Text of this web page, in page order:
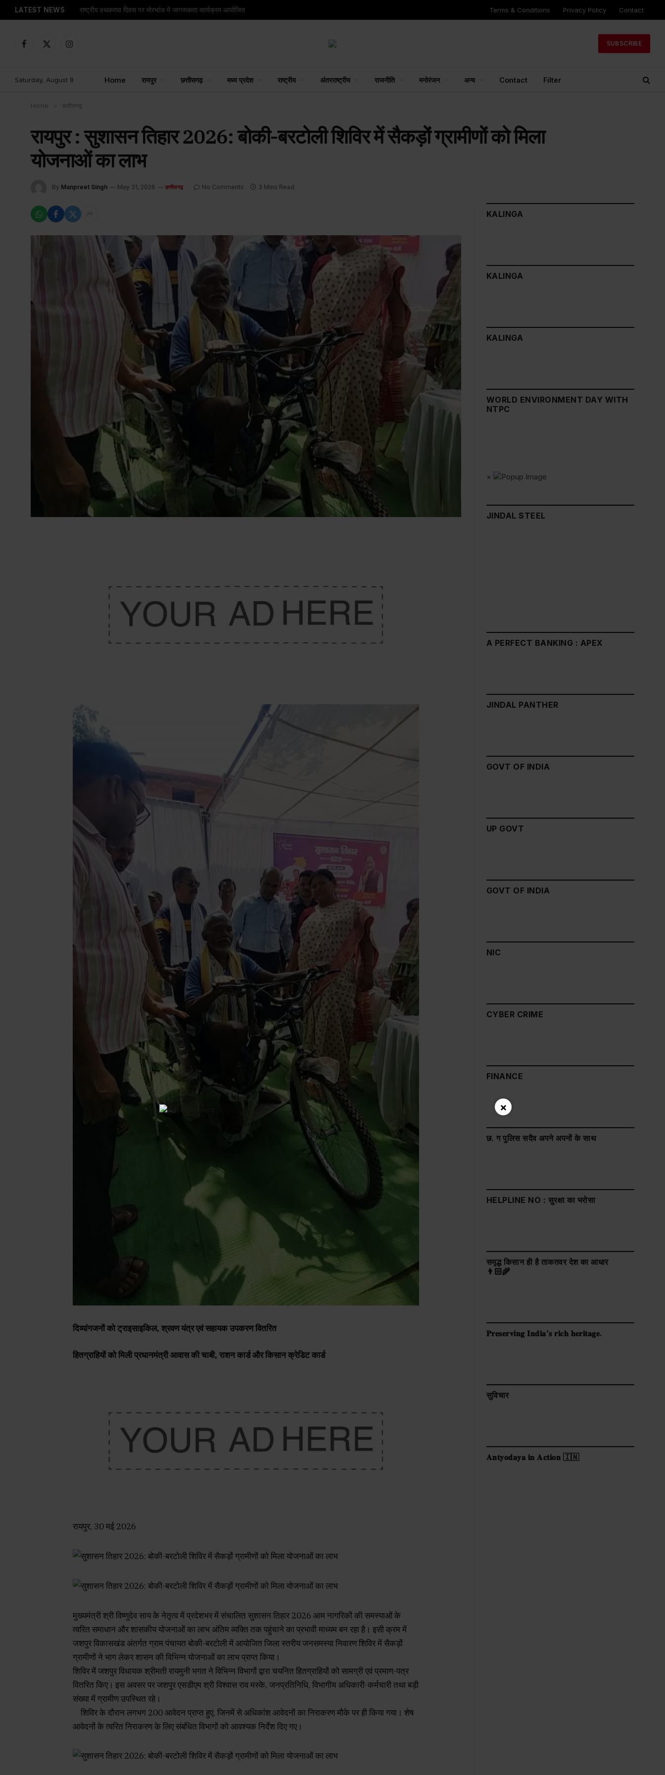
LATEST NEWS राष्ट्रीय हथकरघा दिवस पर मोरभांज में जागरूकता कार्यक्रम आयोजित Terms & Conditions Privacy Policy Contact
Facebook
X
Instagram
SUBSCRIBE
Saturday, August 8 Home रायपुर छत्तीसगढ़ मध्य प्रदेश राष्ट्रीय अंतरराष्ट्रीय राजनीति मनोरंजन अन्य Contact Filter
Home छत्तीसगढ़
रायपुर : सुशासन तिहार 2026: बोकी-बरटोली शिविर में सैकड़ों ग्रामीणों को मिला
योजनाओं का लाभ
By Manpreet Singh May 31, 2026 छत्तीसगढ़ No Comments 3 Mins Read
दिव्यांगजनों को ट्राइसाइकिल, श्रवण यंत्र एवं सहायक उपकरण वितरित
हितग्राहियों को मिली प्रधानमंत्री आवास की चाबी, राशन कार्ड और किसान क्रेडिट कार्ड
रायपुर, 30 मई 2026
मुख्यमंत्री श्री विष्णुदेव साय के नेतृत्व में प्रदेशभर में संचालित सुशासन तिहार 2026 आम नागरिकों की समस्याओं के
त्वरित समाधान और शासकीय योजनाओं का लाभ अंतिम व्यक्ति तक पहुंचाने का प्रभावी माध्यम बन रहा है। इसी क्रम में
जशपुर विकासखंड अंतर्गत ग्राम पंचायत बोकी-बरटोली में आयोजित जिला स्तरीय जनसमस्या निवारण शिविर में सैकड़ों
ग्रामीणों ने भाग लेकर शासन की विभिन्न योजनाओं का लाभ प्राप्त किया।
शिविर में जशपुर विधायक श्रीमती रायमुनी भगत ने विभिन्न विभागों द्वारा चयनित हितग्राहियों को सामग्री एवं प्रमाण-पत्र
वितरित किए। इस अवसर पर जशपुर एसडीएम श्री विश्वास राव मस्के, जनप्रतिनिधि, विभागीय अधिकारी-कर्मचारी तथा बड़ी
संख्या में ग्रामीण उपस्थित रहे।
शिविर के दौरान लगभग 200 आवेदन प्राप्त हुए, जिनमें से अधिकांश आवेदनों का निराकरण मौके पर ही किया गया। शेष
आवेदनों के त्वरित निराकरण के लिए संबंधित विभागों को आवश्यक निर्देश दिए गए।
KALINGA
KALINGA
KALINGA
WORLD ENVIRONMENT DAY WITH
NTPC
×
JINDAL STEEL
A PERFECT BANKING : APEX
JINDAL PANTHER
GOVT OF INDIA
UP GOVT
GOVT OF INDIA
NIC
CYBER CRIME
FINANCE
छ. ग पुलिस सदैव अपने अपनों के साथ
HELPLINE NO : सुरक्षा का भरोसा
समृद्ध किसान ही है ताकतवर देश का आधार
👨🏻‍🌾
𝐏𝐫𝐞𝐬𝐞𝐫𝐯𝐢𝐧𝐠 𝐈𝐧𝐝𝐢𝐚’𝐬 𝐫𝐢𝐜𝐡 𝐡𝐞𝐫𝐢𝐭𝐚𝐠𝐞.
सुविचार
𝐀𝐧𝐭𝐲𝐨𝐝𝐚𝐲𝐚 𝐢𝐧 𝐀𝐜𝐭𝐢𝐨𝐧 🇮🇳
×